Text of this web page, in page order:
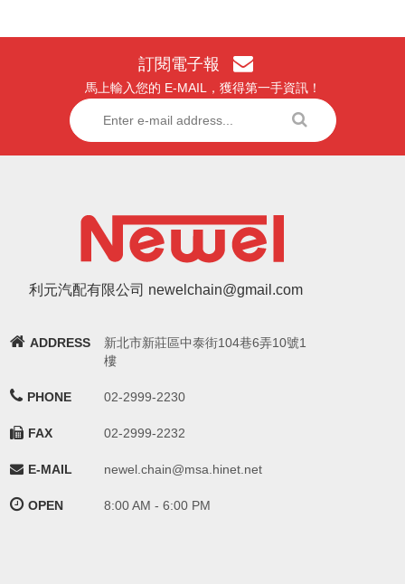
訂閱電子報
馬上輸入您的 E-MAIL，獲得第一手資訊！
利元汽配有限公司 newelchain@gmail.com
ADDRESS
新北市新莊區中泰街104巷6弄10號1
樓
PHONE 02-2999-2230
FAX 02-2999-2232
E-MAIL newel.chain@msa.hinet.net
OPEN 8:00 AM - 6:00 PM